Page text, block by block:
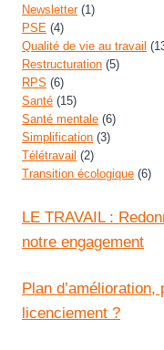
Newsletter(1)
PSE (4)
Qualité de vie au travail
Restructuration (5)
RPS (6)
Santé (15)
Santé mentale (6)
Simplification (3)
Télétravail (2)
Transition écologique (6)
LE TRAVAIL :
notre engagement
Plan
licenciement ?